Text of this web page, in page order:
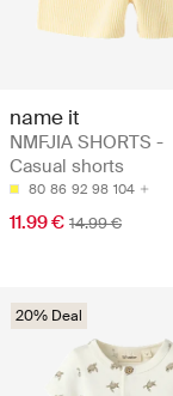
name it
NMFJIA SHORTS -
Casual shorts
80 86 92 98 104
11.99 € 14.99 €
20% Deal